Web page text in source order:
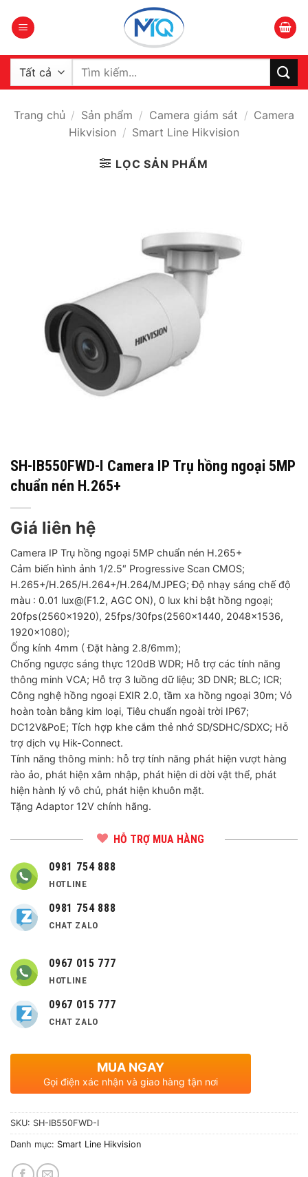
qua
dung
Tìm
Trang chủ / Sản phẩm / Camera giám sát / Camera
Hikvision / Smart Line Hikvision
LỌC SẢN PHẨM
SH-IB550FWD-I Camera IP Trụ hồng ngoại 5MP
chuẩn nén H.265+
Giá liên hệ
Camera IP Trụ hồng ngoại 5MP chuẩn nén H.265+
Cảm biến hình ảnh 1/2.5″ Progressive Scan CMOS;
H.265+/H.265/H.264+/H.264/MJPEG; Độ nhạy sáng chế độ
màu : 0.01 lux@(F1.2, AGC ON), 0 lux khi bật hồng ngoại;
20fps(2560×1920), 25fps/30fps(2560×1440, 2048×1536,
1920×1080);
Ống kính 4mm ( Đặt hàng 2.8/6mm);
Chống ngược sáng thực 120dB WDR; Hỗ trợ các tính năng
thông minh VCA; Hỗ trợ 3 luồng dữ liệu; 3D DNR; BLC; ICR;
Công nghệ hồng ngoại EXIR 2.0, tầm xa hồng ngoại 30m; Vỏ
hoàn toàn bằng kim loại, Tiêu chuẩn ngoài trời IP67;
DC12V&PoE; Tích hợp khe cắm thẻ nhớ SD/SDHC/SDXC; Hỗ
trợ dịch vụ Hik-Connect.
Tính năng thông minh: hỗ trợ tính năng phát hiện vượt hàng
rào ảo, phát hiện xâm nhập, phát hiện di dời vật thể, phát
hiện hành lý vô chủ, phát hiện khuôn mặt.
Tặng Adaptor 12V chính hãng.
HỖ TRỢ MUA HÀNG
0981 754 888
HOTLINE
0981 754 888
CHAT ZALO
0967 015 777
HOTLINE
0967 015 777
CHAT ZALO
MUA NGAY
Gọi điện xác nhận và giao hàng tận nơi
SKU: SH-IB550FWD-I
Danh mục: Smart Line Hikvision